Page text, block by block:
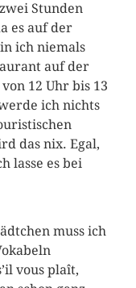
Stunden
es auf der
ich niemals
auf der
12 Uhr bis 13
ich nichts
das nix. Egal,
lasse es bei
muss ich
vous plaît,